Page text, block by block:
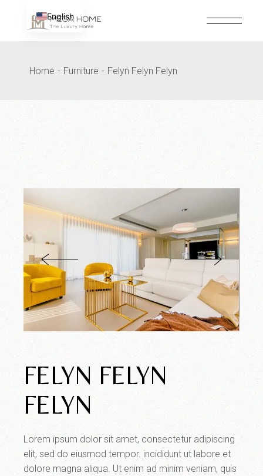
contenu
Home Furniture Felyn Felyn Felyn
FELYN FELYN
FELYN
Lorem ipsum dolor sit amet, consectetur adipiscing
elit, sed do eiusmod tempor. incididunt ut labore et
dolore magna aliqua. Ut enim ad minim veniam, quis
English